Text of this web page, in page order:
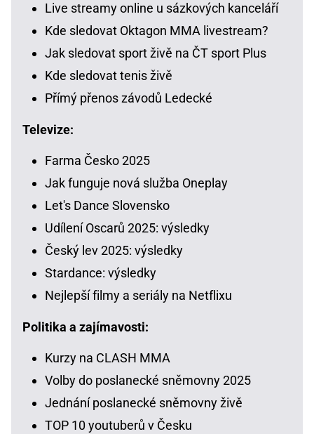
Live streamy online u sázkových kanceláří
Kde sledovat Oktagon MMA livestream?
Jak sledovat sport živě na ČT sport Plus
Kde sledovat tenis živě
Přímý přenos závodů Ledecké
Televize:
Farma Česko 2025
Jak funguje nová služba Oneplay
Let's Dance Slovensko
Udílení Oscarů 2025: výsledky
Český lev 2025: výsledky
Stardance: výsledky
Nejlepší filmy a seriály na Netflixu
Politika a zajímavosti:
Kurzy na CLASH MMA
Volby do poslanecké sněmovny 2025
Jednání poslanecké sněmovny živě
TOP 10 youtuberů v Česku